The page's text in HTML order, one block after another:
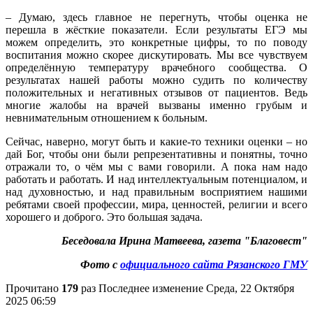
– Думаю, здесь главное не перегнуть, чтобы оценка не
перешла в жёсткие показатели. Если результаты ЕГЭ мы
можем определить, это конкретные цифры, то по поводу
воспитания можно скорее дискутировать. Мы все чувствуем
определённую температуру врачебного сообщества. О
результатах нашей работы можно судить по количеству
положительных и негативных отзывов от пациентов. Ведь
многие жалобы на врачей вызваны именно грубым и
невнимательным отношением к больным.
Сейчас, наверно, могут быть и какие-то техники оценки – но
дай Бог, чтобы они были репрезентативны и понятны, точно
отражали то, о чём мы с вами говорили. А пока нам надо
работать и работать. И над интеллектуальным потенциалом, и
над духовностью, и над правильным восприятием нашими
ребятами своей профессии, мира, ценностей, религии и всего
хорошего и доброго. Это большая задача.
Беседовала Ирина Матвеева, газета "Благовест"
Фото с официального сайта Рязанского ГМУ
Прочитано 179 раз Последнее изменение Среда, 22 Октября
2025 06:59